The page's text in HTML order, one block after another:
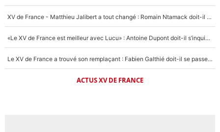
XV de France - Matthieu Jalibert a tout changé : Romain Ntamack doit-il s’inquiéter pour sa place à un an de la Coupe du monde ?
«Le XV de France est meilleur avec Lucu» : Antoine Dupont doit-il s’inquiéter pour sa place ?
Le XV de France a trouvé son remplaçant : Fabien Galthié doit-il se passer d'Antoine Dupont ?
ACTUS XV DE FRANCE